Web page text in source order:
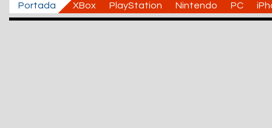
Portada XBox PlayStation Nintendo PC